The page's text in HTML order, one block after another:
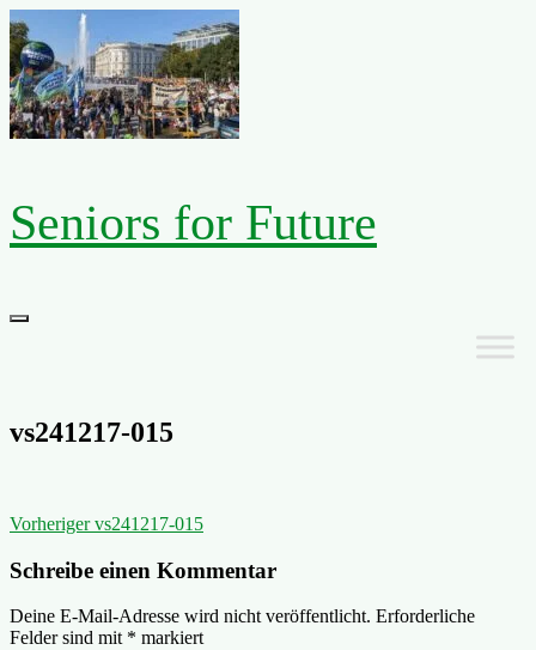
Zum
Inhalt
springen
Seniors for Future
Primäres
vs241217-015
Beitragsnavigation
Vorheriger Vorheriger
vs241217-015
Schreibe einen Kommentar
Deine E-Mail-Adresse wird nicht veröffentlicht. Erforderliche
Felder sind mit * markiert